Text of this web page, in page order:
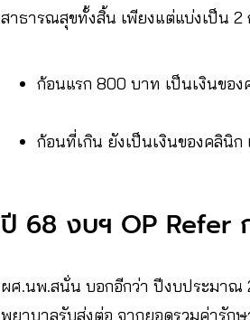
สาธารณสุขทั้งสิ้น เพียงแต่แบ่งเป็น 2
ก้อนแรก 800 บาท เป็นเงินขอ
ก้อนที่เกิน ยังเป็นเงินของคลินิก
ปี 68 งบฯ OP Refer
ผศ.นพ.สนั่น บอกอีกว่า ปีงบประมาณ
พยาบาลรับส่งต่อ จากยอดรวมค่ารัก